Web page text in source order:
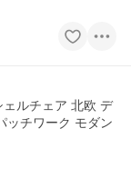
ルチェア 北欧 デ
ッチワーク モダン